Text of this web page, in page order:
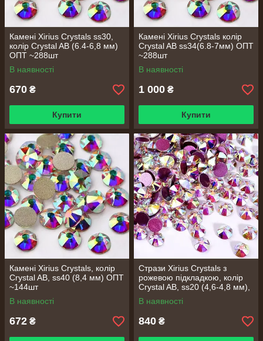
Камені Xirius Crystals ss30,
колір Crystal AB (6.4-6,8 мм)
ОПТ ~288шт
В наявності
670 ₴
Купити
Камені Xirius Crystals колір
Crystal AB ss34(6.8-7мм) ОПТ
~288шт
В наявності
1 000 ₴
Купити
Камені Xirius Crystals, колір
Crystal AB, ss40 (8,4 мм) ОПТ
~144шт
В наявності
672 ₴
Стрази Xirius Crystals з
рожевою підкладкою, колір
Crystal AB, ss20 (4,6-4,8 мм),
ОПТ ~1440шт
В наявності
840 ₴